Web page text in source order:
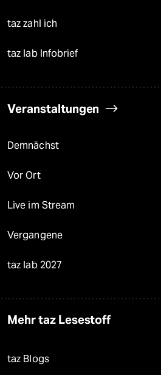
taz zahl ich
taz lab Infobrief
Veranstaltungen
Demnächst
Vor Ort
Live im Stream
Vergangene
taz lab 2027
Mehr taz Lesestoff
taz Blogs